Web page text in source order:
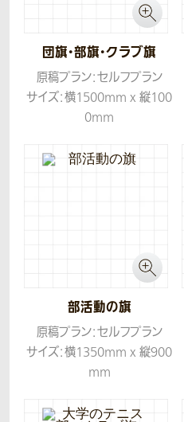
団旗・部旗・クラブ旗
原稿プラン：セルフプラン
サイズ：横1500mm x 縦100
0mm
部活動の旗
原稿プラン：セルフプラン
サイズ：横1350mm x 縦900
mm